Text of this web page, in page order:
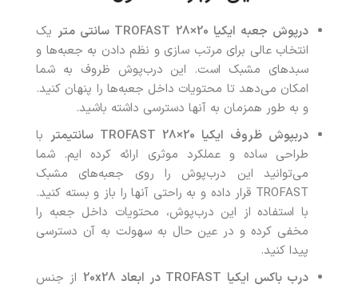
درپوش جعبه ایکیا 20×28 TROFAST سانتی متر
یک
انتخاب عالی برای مرتب سازی و نظم دادن به جعبه‌ها و
سبدهای مشبک است. این درب‌پوش ظروف به شما
امکان می‌دهد تا محتویات داخل جعبه‌ها را پنهان کنید.
و به طور همزمان به آنها دسترسی داشته باشید.
دربپوش ظروف ایکیا 20×28 TROFAST سانتیمتر
با
طراحی ساده و عملکرد موثری ارائه کرده ایم. شما
می‌توانید این درب‌پوش را روی جعبه‌های مشبک
TROFAST قرار داده و به راحتی آنها را باز و بسته کنید.
با استفاده از این درب‌پوش، محتویات داخل جعبه را
مخفی کرده و در عین حال به سهولت به آن دسترسی
پیدا کنید.
درب باکس ایکیا
در ابعاد 20 x28 از جنس